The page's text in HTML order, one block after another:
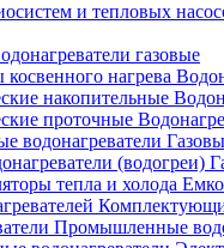
газовые
Промышленные